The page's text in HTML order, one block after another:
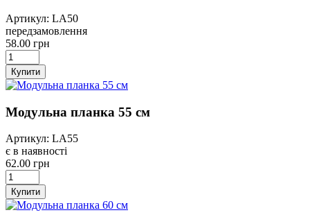
Артикул: LA50
передзамовлення
58.00 грн
Купити
Модульна планка 55 см
Артикул: LA55
є в наявності
62.00 грн
Купити